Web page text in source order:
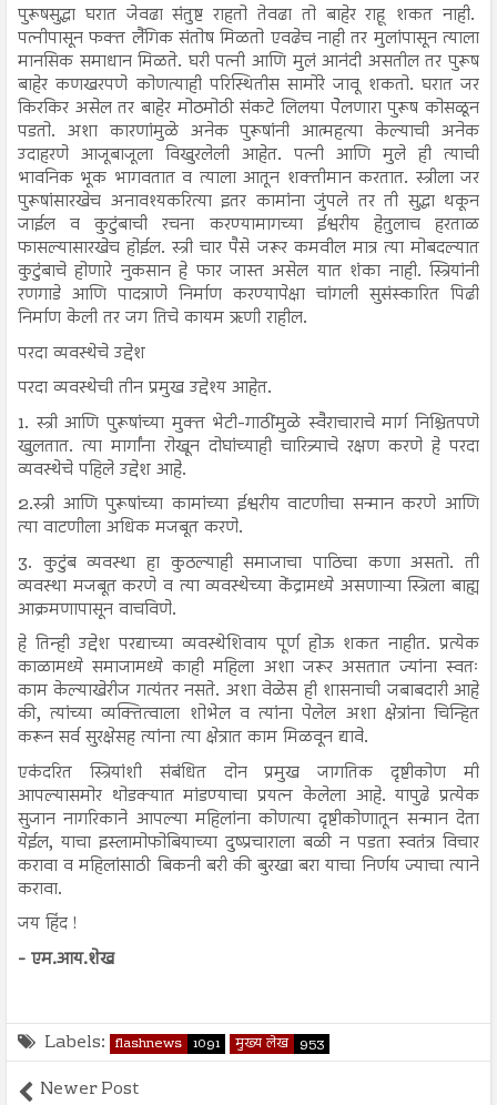
पुरूषसुद्धा घरात जेवढा संतुष्ट राहतो तेवढा तो बाहेर राहू शकत नाही.
पत्नीपासून फक्त लैंगिक संतोष मिळतो एवढेच नाही तर मुलांपासून त्याला
मानसिक समाधान मिळते. घरी पत्नी आणि मुलं आनंदी असतील तर पुरूष
बाहेर कणखरपणे कोणत्याही परिस्थितीस सामोरे जावू शकतो. घरात जर
किरकिर असेल तर बाहेर मोठमोठी संकटे लिलया पेेलणारा पुरूष कोसळून
पडतो. अशा कारणांमुळे अनेक पुरूषांनी आत्महत्या केल्याची अनेक
उदाहरणे आजूबाजूला विखुरलेली आहेत. पत्नी आणि मुले ही त्याची
भावनिक भूक भागवतात व त्याला आतून शक्तीमान करतात. स्त्रीला जर
पुरूषांसारखेच अनावश्यकरित्या इतर कामांना जुंपले तर ती सुद्धा थकून
जाईल व कुटुंबाची रचना करण्यामागच्या ईश्वरीय हेतुलाच हरताळ
फासल्यासारखेच होईल. स्त्री चार पैसे जरूर कमवील मात्र त्या मोबदल्यात
कुटुंबाचे होणारे नुकसान हे फार जास्त असेल यात शंका नाही. स्त्रियांनी
रणगाडे आणि पादत्राणे निर्माण करण्यापेक्षा चांगली सुसंस्कारित पिढी
निर्माण केली तर जग तिचे कायम ऋणी राहील.
परदा व्यवस्थेचे उद्देश
परदा व्यवस्थेची तीन प्रमुख उद्देश्य आहेत.
1. स्त्री आणि पुरूषांच्या मुक्त भेटी-गाठींमुळे स्वैराचाराचे मार्ग निश्चितपणे
खुलतात. त्या मार्गांना रोखून दोघांच्याही चारित्र्याचे रक्षण करणे हे परदा
व्यवस्थेचे पहिले उद्देश आहे.
2.स्त्री आणि पुरूषांच्या कामांच्या ईश्वरीय वाटणीचा सन्मान करणे आणि
त्या वाटणीला अधिक मजबूत करणे.
3. कुटुंब व्यवस्था हा कुठल्याही समाजाचा पाठिचा कणा असतो. ती
व्यवस्था मजबूत करणे व त्या व्यवस्थेच्या केंद्रामध्ये असणाऱ्या स्त्रिला बाह्य
आक्रमणापासून वाचविणे.
हे तिन्ही उद्देश परद्याच्या व्यवस्थेशिवाय पूर्ण होऊ शकत नाहीत. प्रत्येक
काळामध्ये समाजामध्ये काही महिला अशा जरूर असतात ज्यांना स्वतः
काम केल्याखेरीज गत्यंतर नसते. अशा वेळेस ही शासनाची जबाबदारी आहे
की, त्यांच्या व्यक्तित्वाला शोभेल व त्यांना पेलेल अशा क्षेत्रांना चिन्हित
करून सर्व सुरक्षेसह त्यांना त्या क्षेत्रात काम मिळवून द्यावे.
एकंदरित स्त्रियांशी संबंधित दोन प्रमुख जागतिक दृष्टीकोण मी
आपल्यासमोर थोडक्यात मांडण्याचा प्रयत्न केलेला आहे. यापुढे प्रत्येक
सुजान नागरिकाने आपल्या महिलांना कोणत्या दृष्टीकोणातून सन्मान देता
येईल, याचा इस्लामोफोबियाच्या दुष्प्रचाराला बळी न पडता स्वतंत्र विचार
करावा व महिलांसाठी बिकनी बरी की बुरखा बरा याचा निर्णय ज्याचा त्याने
करावा.
जय हिंद !
- एम.आय.शेख
Labels: flashnews 1091 मुख्य लेख 953
Newer Post